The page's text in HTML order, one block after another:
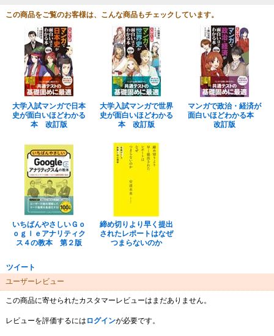
この商品をご覧のお客様は、こんな商品もチェックしています。
大学入試マンガで日本
史が面白いほどわかる
本 改訂版
大学入試マンガで世界
史が面白いほどわかる
本 改訂版
マンガで政治・経済が
面白いほどわかる本
改訂版
いちばんやさしいＧｏ
ｏｇｌｅアナリティク
ス４の教本 第２版
締め切りより早く提出
されたレポートはなぜ
つまらないのか
ツイート
ユーザーレビュー
この商品に寄せられたカスタマーレビューはまだありません。
レビューを評価するには ログインが必要です。